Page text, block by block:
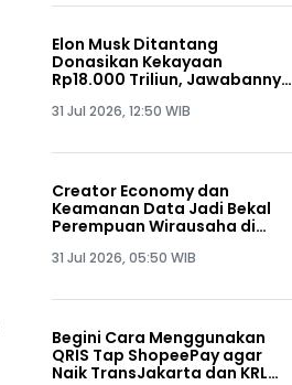
Elon Musk Ditantang
Donasikan Kekayaan
Rp18.000 Triliun, Jawabannya
31 Jul 2026, 12:50 WIB
Creator Economy dan
Keamanan Data Jadi Bekal
Perempuan Wirausaha di
31 Jul 2026, 05:50 WIB
Begini Cara Menggunakan
QRIS Tap ShopeePay agar
Naik TransJakarta dan KRL